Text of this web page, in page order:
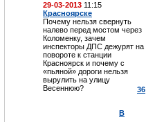
29-03-2013 11:15
Красноярске
Почему нельзя свернуть
налево перед мостом через
Коломенку, зачем
инспекторы ДПС дежурят на
повороте к станции
Красноярск и почему с
«пьяной» дороги нельзя
вырулить на улицу
Весеннюю?
36
В